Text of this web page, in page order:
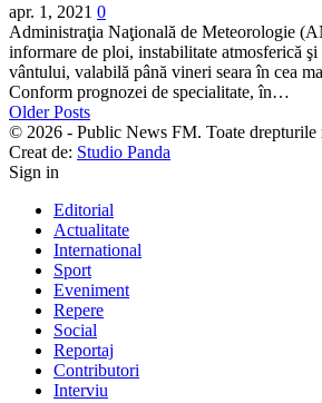
apr. 1, 2021 0
Administraţia Naţională de Meteorologie
informare de ploi, instabilitate atmosferică
vântului, valabilă până vineri seara în cea
Conform prognozei de specialitate, în…
Older Posts
© 2026 - Public News FM. Toate drepturile
Creat de: Studio Panda
Sign in
Editorial
Actualitate
International
Sport
Eveniment
Repere
Social
Reportaj
Contributori
Interviu